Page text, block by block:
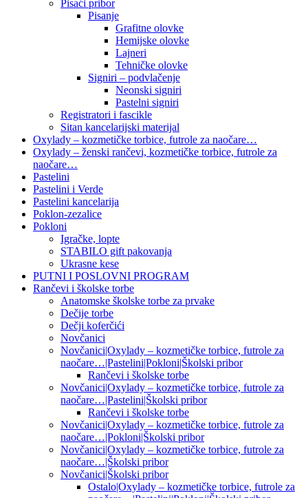
Pisaći pribor
Pisanje
Grafitne olovke
Hemijske olovke
Lajneri
Tehničke olovke
Signiri – podvlačenje
Neonski signiri
Pastelni signiri
Registratori i fascikle
Sitan kancelarijski materijal
Oxylady – kozmetičke torbice, futrole za naočare…
Oxylady – ženski rančevi, kozmetičke torbice, futrole za
naočare…
Pastelini
Pastelini i Verde
Pastelini kancelarija
Poklon-zezalice
Pokloni
Igračke, lopte
STABILO gift pakovanja
Ukrasne kese
PUTNI I POSLOVNI PROGRAM
Rančevi i školske torbe
Anatomske školske torbe za prvake
Dečije torbe
Dečji koferčići
Novčanici
Novčanici|Oxylady – kozmetičke torbice, futrole za
naočare…|Pastelini|Pokloni|Školski pribor
Rančevi i školske torbe
Novčanici|Oxylady – kozmetičke torbice, futrole za
naočare…|Pastelini|Školski pribor
Rančevi i školske torbe
Novčanici|Oxylady – kozmetičke torbice, futrole za
naočare…|Pokloni|Školski pribor
Novčanici|Oxylady – kozmetičke torbice, futrole za
naočare…|Školski pribor
Novčanici|Školski pribor
Ostalo|Oxylady – kozmetičke torbice, futrole za